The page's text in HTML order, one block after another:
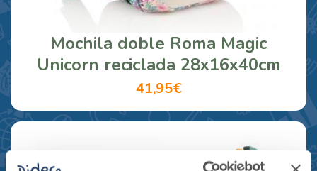
Mochila doble Roma Magic
Unicorn reciclada 28x16x40cm
41,95€